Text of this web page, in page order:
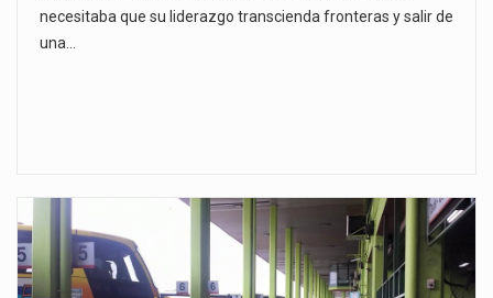
necesitaba que su liderazgo transcienda fronteras y salir de
una…